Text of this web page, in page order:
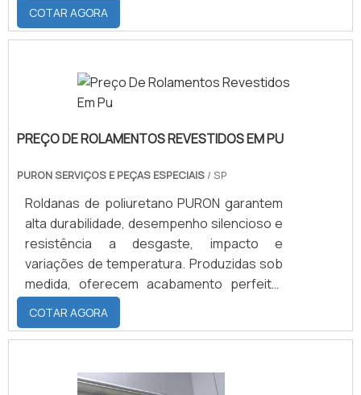
cilindros são importadas. Visando a boa
qualidade das matérias primas a ABC
Equipamentos Gráficos possui uma relação
setor de borracha. Saiba mais informações
sobre cilindro e suas vantagensOs preços
de venda escolhida, que pode .
COTAR AGORA
PREÇO DE ROLAMENTOS REVESTIDOS EM PU
PURON SERVIÇOS E PEÇAS ESPECIAIS / SP
Roldanas de poliuretano PURON garantem
alta durabilidade, desempenho silencioso e
resistência a desgaste, impacto e
variações de temperatura. Produzidas sob
medida, oferecem acabamento perfeito,
excelente aderência e podem ser
personalizadas em cor e aplicação,
proporcionando operação confiável em
transporte e equipamentos de
COTAR AGORA